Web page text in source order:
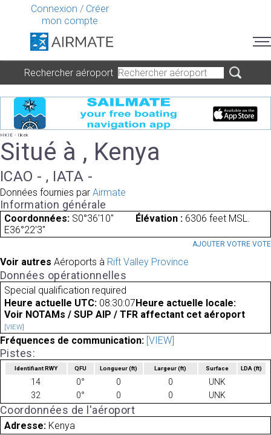
Connexion / Créer
mon compte
Rechercher aéroport
HKIE - Ilkek
Situé à , Kenya
ICAO - , IATA -
Données fournies par Airmate
Information générale
Coordonnées: S0°36'10"
E36°22'3"
Élévation : 6306 feet MSL.
AJOUTER VOTRE VOTE
Voir autres Aéroports à Rift Valley Province
Données opérationnelles
Special qualification required
Heure actuelle UTC: 08:30:07 Heure actuelle locale:
Voir NOTAMs / SUP AIP / TFR affectant cet aéroport
[VIEW]
Fréquences de communication: [VIEW]
Pistes:
Identifiant RWY QFU Longueur(ft) Largeur(ft) Surface LDA(ft)
14 0° 0 0
UNK
32
0° 0 0 UNK
Coordonnées de l'aéroport
Adresse: Kenya